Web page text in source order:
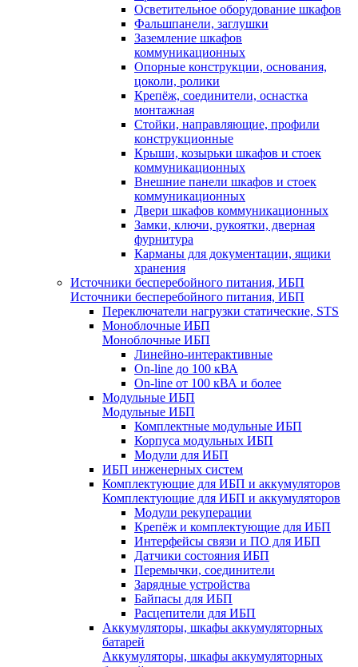
Осветительное оборудование шкафов
Фальшпанели, заглушки
Заземление шкафов
коммуникационных
Опорные конструкции, основания,
цоколи, ролики
Крепёж, соединители, оснастка
монтажная
Стойки, направляющие, профили
конструкционные
Крыши, козырьки шкафов и стоек
коммуникационных
Внешние панели шкафов и стоек
коммуникационных
Двери шкафов коммуникационных
Замки, ключи, рукоятки, дверная
фурнитура
Карманы для документации, ящики
хранения
Источники бесперебойного питания, ИБП
Источники бесперебойного питания, ИБП
Переключатели нагрузки статические, STS
Моноблочные ИБП
Моноблочные ИБП
Линейно-интерактивные
On-line до 100 кВА
On-line от 100 кВА и более
Модульные ИБП
Модульные ИБП
Комплектные модульные ИБП
Корпуса модульных ИБП
Модули для ИБП
ИБП инженерных систем
Комплектующие для ИБП и аккумуляторов
Комплектующие для ИБП и аккумуляторов
Модули рекуперации
Крепёж и комплектующие для ИБП
Интерфейсы связи и ПО для ИБП
Датчики состояния ИБП
Перемычки, соединители
Зарядные устройства
Байпасы для ИБП
Расцепители для ИБП
Аккумуляторы, шкафы аккумуляторных
батарей
Аккумуляторы, шкафы аккумуляторных